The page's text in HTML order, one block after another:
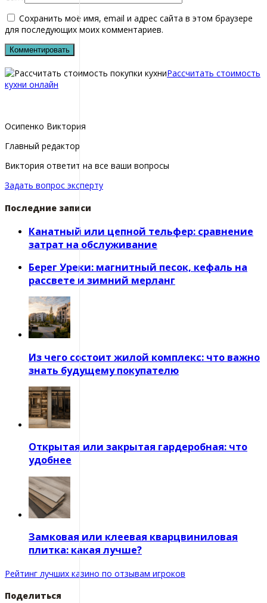
Сохранить моё имя, email и адрес сайта в этом браузере
для последующих моих комментариев.
Рассчитать стоимость
кухни онлайн
Осипенко Виктория
Главный редактор
Виктория ответит на все ваши вопросы
Задать вопрос эксперту
Последние записи
Канатный или цепной тельфер: сравнение
затрат на обслуживание
Берег Уреки: магнитный песок, кефаль на
рассвете и зимний мерланг
Из чего состоит жилой комплекс: что важно
знать будущему покупателю
Открытая или закрытая гардеробная: что
удобнее
Замковая или клеевая кварцвиниловая
плитка: какая лучше?
Рейтинг лучших казино по отзывам игроков
Поделиться